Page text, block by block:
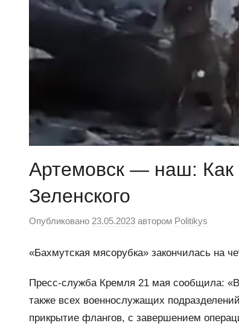
Артемовск — наш: Как
Зеленского
Опубликовано 23.05.2023 автором Politikys
«Бахмутская мясорубка» закончилась на
Пресс-служба Кремля 21 мая сообщила:
также всех военнослужащих
прикрытие флангов, с завершением